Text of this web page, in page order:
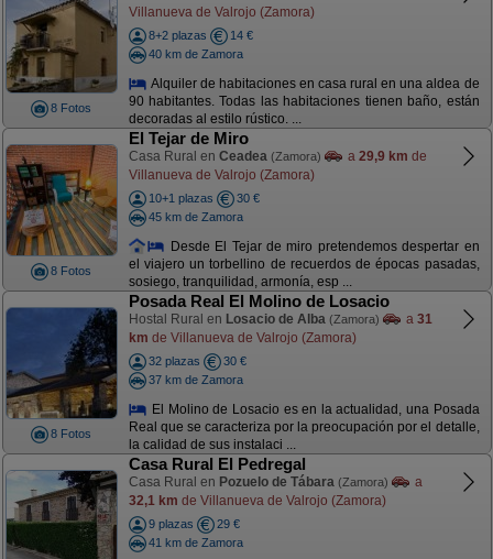
8 Fotos
Villanueva de Valrojo (Zamora)
8+2 plazas
14 €
40 km de Zamora
Alquiler de habitaciones en casa rural en una aldea de
90 habitantes. Todas las habitaciones tienen baño, están
decoradas al estilo rústico. ...
8 Fotos
El Tejar de Miro
Casa Rural en Ceadea (Zamora) a 29,9 km de
Villanueva de Valrojo (Zamora)
10+1 plazas
30 €
45 km de Zamora
Desde El Tejar de miro pretendemos despertar en
el viajero un torbellino de recuerdos de épocas pasadas,
sosiego, tranquilidad, armonía, esp ...
8 Fotos
Posada Real El Molino de Losacio
Hostal Rural en Losacio de Alba (Zamora) a 31
km de Villanueva de Valrojo (Zamora)
32 plazas
30 €
37 km de Zamora
El Molino de Losacio es en la actualidad, una Posada
Real que se caracteriza por la preocupación por el detalle,
la calidad de sus instalaci ...
Casa Rural El Pedregal
Casa Rural en Pozuelo de Tábara (Zamora)
a
32,1 km de Villanueva de Valrojo (Zamora)
9 plazas
29 €
41 km de Zamora